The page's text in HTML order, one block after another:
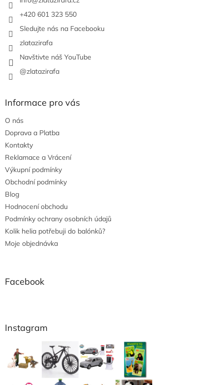
+420 601 323 550
Sledujte nás na Facebooku
zlatazirafa
Navštivte náš YouTube
@zlatazirafa
Informace pro vás
O nás
Doprava a Platba
Kontakty
Reklamace a Vrácení
Výkupní podmínky
Obchodní podmínky
Blog
Hodnocení obchodu
Podmínky ochrany osobních údajů
Kolik helia potřebuji do balónků?
Moje objednávka
Facebook
Instagram